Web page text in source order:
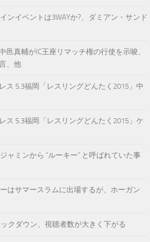
ンイベントは3WAYか?、ダミアン・サンド
邑真輔がIC王座リマッチ権の行使を示唆、
、他
ス 5.3福岡「レスリングどんたく2015」中
ス 5.3福岡「レスリングどんたく2015」ケ
ャミンから “ルーキー” と呼ばれていた事
はサマースラムに出場するが、ホーガン
クダウン、視聴者数が大きく下がる